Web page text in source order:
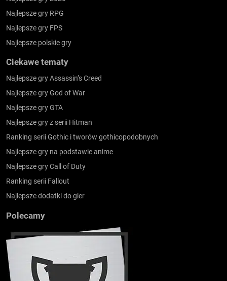
Najlepsze gry RPG
Najlepsze gry FPS
Najlepsze polskie gry
Ciekawe tematy
Najlepsze gry Assassin’s Creed
Najlepsze gry God of War
Najlepsze gry GTA
Najlepsze gry z serii Hitman
Ranking serii Gothic i tworów gothicopodobnych
Najlepsze gry na podstawie anime
Najlepsze gry Call of Duty
Ranking serii Fallout
Najlepsze dodatki do gier
Polecamy